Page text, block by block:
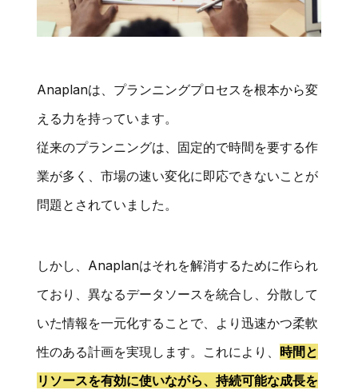
Anaplanは、プランニングプロセスを根本から変
える力を持っています。
従来のプランニングは、固定的で時間を要する作
業が多く、市場の速い変化に即応できないことが
問題とされていました。
しかし、Anaplanはそれを解消するために作られ
ており、異なるデータソースを統合し、分散して
いた情報を一元化することで、より迅速かつ柔軟
性のある計画を実現します。これにより、 時間と
リソースを有効に使いながら、持続可能な成長を